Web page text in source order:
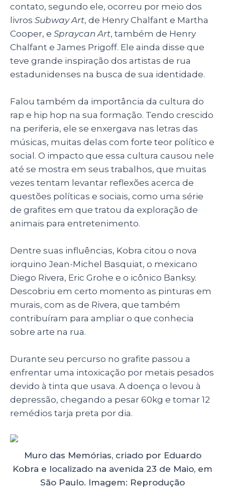
contato, segundo ele, ocorreu por meio dos
livros Subway Art, de Henry Chalfant e Martha
Cooper, e Spraycan Art, também de Henry
Chalfant e James Prigoff. Ele ainda disse que
teve grande inspiração dos artistas de rua
estadunidenses na busca de sua identidade.
Falou também da importância da cultura do
rap e hip hop na sua formação. Tendo crescido
na periferia, ele se enxergava nas letras das
músicas, muitas delas com forte teor político e
social. O impacto que essa cultura causou nele
até se mostra em seus trabalhos, que muitas
vezes tentam levantar reflexões acerca de
questões políticas e sociais, como uma série
de grafites em que tratou da exploração de
animais para entretenimento.
Dentre suas influências, Kobra citou o nova
iorquino Jean-Michel Basquiat, o mexicano
Diego Rivera, Eric Grohe e o icônico Banksy.
Descobriu em certo momento as pinturas em
murais, com as de Rivera, que também
contribuíram para ampliar o que conhecia
sobre arte na rua.
Durante seu percurso no grafite passou a
enfrentar uma intoxicação por metais pesados
devido à tinta que usava. A doença o levou à
depressão, chegando a pesar 60kg e tomar 12
remédios tarja preta por dia.
Muro das Memórias, criado por Eduardo
Kobra e localizado na avenida 23 de Maio, em
São Paulo. Imagem: Reprodução